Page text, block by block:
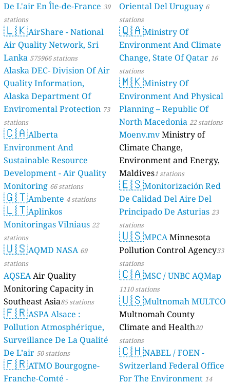
De L'air En Île-de-France 39
stations
🇱🇰AirShare - National
Air Quality Network, Sri
Lanka 575966 stations
Alaska DEC- Division Of Air
Quality Information,
Alaska Department Of
Enviromental Protection 73
stations
🇨🇦Alberta
Environment And
Sustainable Resource
Development - Air Quality
Monitoring 66 stations
🇬🇹Ambente 4 stations
🇱🇹Aplinkos
Monitoringas Vilniaus 22
stations
🇺🇸AQMD NASA 69
stations
AQSEAAir Quality
Monitoring Capacity in
Southeast Asia85 stations
🇫🇷ASPA Alsace :
Pollution Atmosphérique,
Surveillance De La Qualité
De L’air 50 stations
🇫🇷ATMO Bourgogne-
Franche-Comté -
Oriental Del Uruguay 6
stations
🇶🇦Ministry Of
Environment And Climate
Change, State Of Qatar 16
stations
🇲🇰Ministry Of
Environment And Physical
Planning – Republic Of
North Macedonia 22 stations
Moenv.mvMinistry of
Climate Change,
Environment and Energy,
Maldives1 stations
🇪🇸Monitorización Red
De Calidad Del Aire Del
Principado De Asturias 23
stations
🇺🇸MPCAMinnesota
Pollution Control Agency33
stations
🇨🇦MSC / UNBC AQMap
1110 stations
🇺🇸Multnomah MULTCO
Multnomah County
Climate and Health20
stations
🇨🇭NABEL / FOEN -
Switzerland Federal Office
For The Environment 14